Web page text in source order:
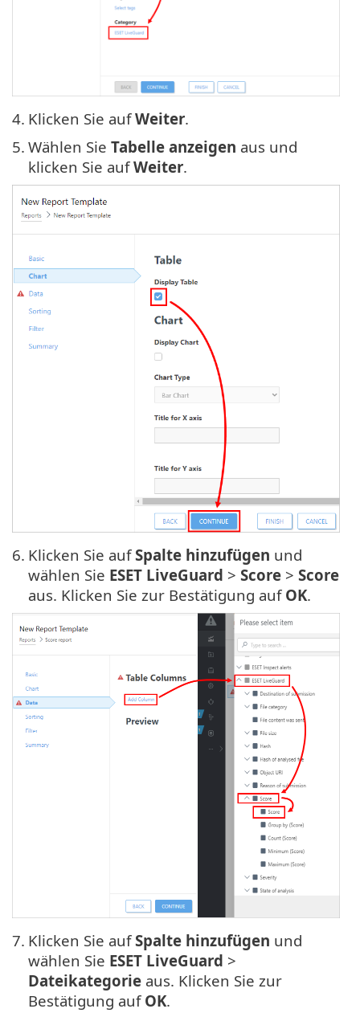
4. Klicken Sie aufWeiter.
5. Wählen Sie Tabelle anzeigen aus und
klicken Sie aufWeiter.
6. Klicken Sie aufSpalte hinzufügen und
wählen Sie ESET LiveGuard > Score > Score
aus. Klicken Sie zur Bestätigung auf OK.
7. Klicken Sie aufSpalte hinzufügen und
wählen Sie ESET LiveGuard >
Dateikategorie aus. Klicken Sie zur
Bestätigung auf OK.